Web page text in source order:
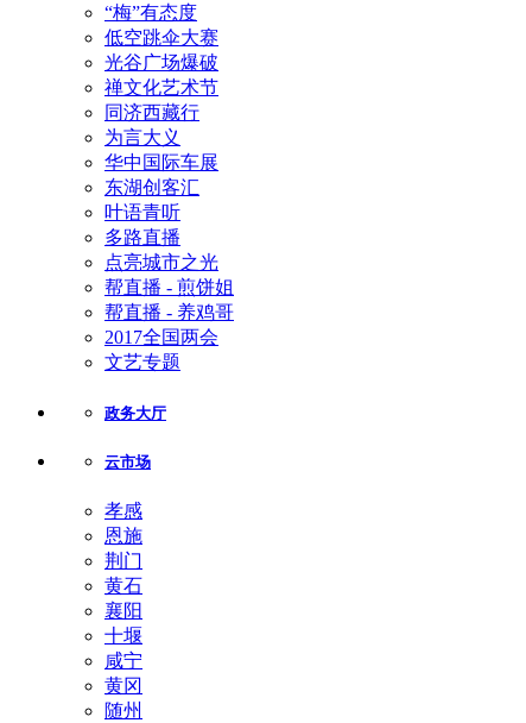
“梅”有态度
低空跳伞大赛
光谷广场爆破
禅文化艺术节
同济西藏行
为言大义
华中国际车展
东湖创客汇
叶语青听
多路直播
点亮城市之光
帮直播 - 煎饼姐
帮直播 - 养鸡哥
2017全国两会
文艺专题
政务大厅
云市场
孝感
恩施
荆门
黄石
襄阳
十堰
咸宁
黄冈
随州